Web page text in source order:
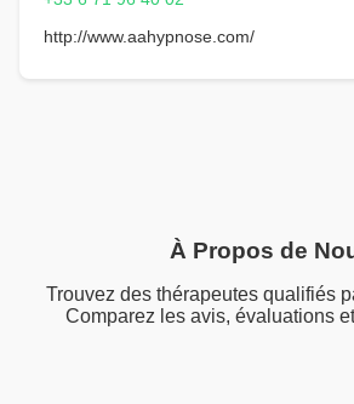
http://www.aahypnose.com/
À Propos de
Trouvez des thérapeutes qualifiés
Comparez les avis, évaluations